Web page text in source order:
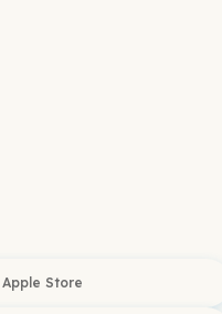
Apple Store